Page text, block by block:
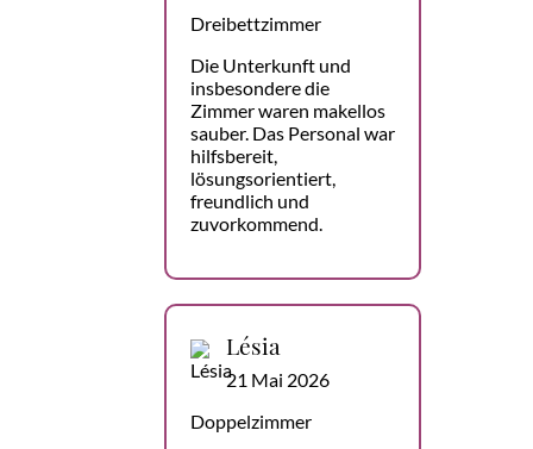
Dreibettzimmer
Die Unterkunft und
insbesondere die
Zimmer waren makellos
sauber. Das Personal war
hilfsbereit,
lösungsorientiert,
freundlich und
zuvorkommend.
Lésia
21 Mai 2026
Doppelzimmer